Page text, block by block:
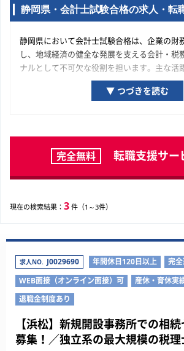
静岡県・会計士試験合格の求人・転
静岡県において会計士試験合格は、企業の財
し、地域経済の健全な発展を支える会計・税
ナルとして不可欠な役割を担います。主な活
所や税理士法人といった士業専門組織、そし
引する優良企業の経理・財務部門です。静岡
化させ、市場価値を高めていくために、ぜひ
してみてください。
▼ つづきを読む
完全無料 転職支援サー
現在の検索結果： 3 件（1～3件）
求人NO. J0029690 年間休日120日以上
完
WEB面接（オンライン面接）可
産休・育休実
退職金制度あり
【浜松】新規開設事務所での相
募集！／独立系の最大規模の税